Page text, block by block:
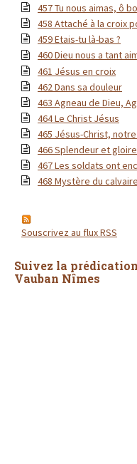
457 Tu nous aimas, ô
458 Attaché à la croix
459 Etais-tu là-bas ?
460 Dieu nous a tant
461 Jésus en croix
462 Dans sa douleur
463 Agneau de Dieu,
464 Le Christ Jésus
465 Jésus-Christ,
466 Splendeur et gloire
467 Les soldats ont
468 Mystère du calvaire
Souscrivez au flux RSS
Suivez la
Vauban Nîmes